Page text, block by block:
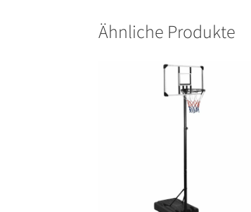
Ähnliche Produkte